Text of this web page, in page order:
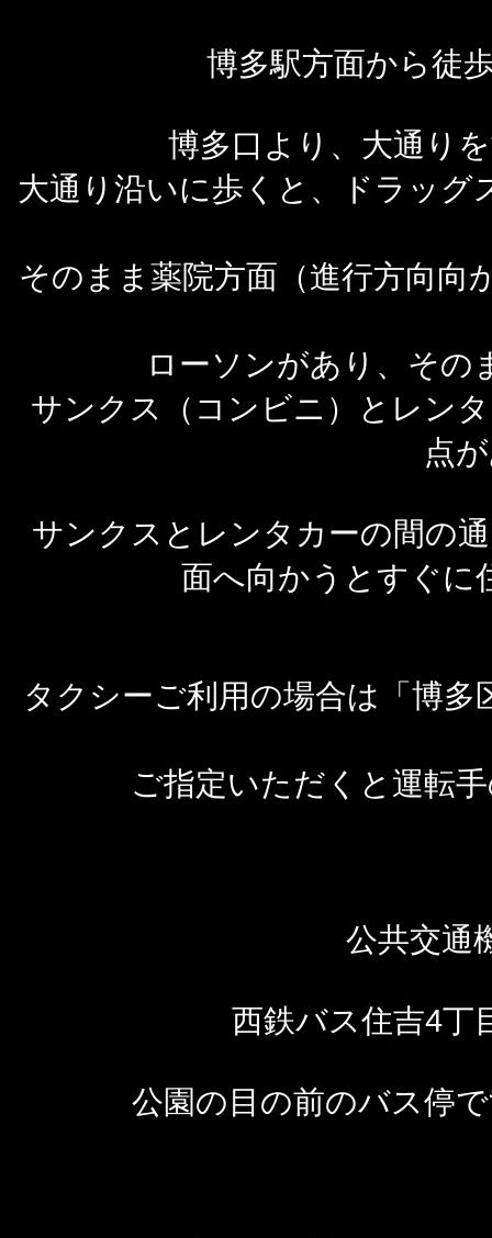
博多駅方面から徒
博多口より、大通り
大通り沿いに歩くと、ドラッグ
そのまま薬院方面（進行方向向
ローソンがあり、その
サンクス（コンビニ）とレン
点
サンクスとレンタカーの間の
面へ向かうとすぐに
タクシーご利用の場合は「博
ご指定いただくと運転
公共交通
西鉄バス住吉4丁
公園の目の前のバス停